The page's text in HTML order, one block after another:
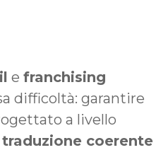
e franchising
difficoltà: garantire
a livello
traduzione coerente